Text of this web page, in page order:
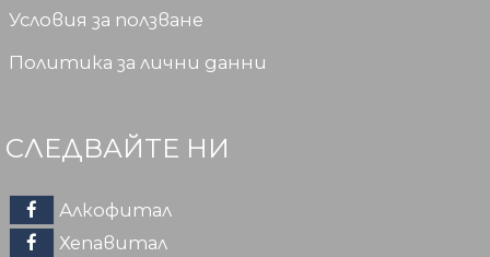
Условия за ползване
Политика за лични данни
СЛЕДВАЙТЕ НИ
Алкофитал
Хепавитал